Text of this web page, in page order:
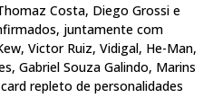
Costa, Diego Grossi e
juntamente com
Victor Ruiz, Vidigal, He-Man,
Gabriel Souza Galindo, Marins
repleto de personalidades